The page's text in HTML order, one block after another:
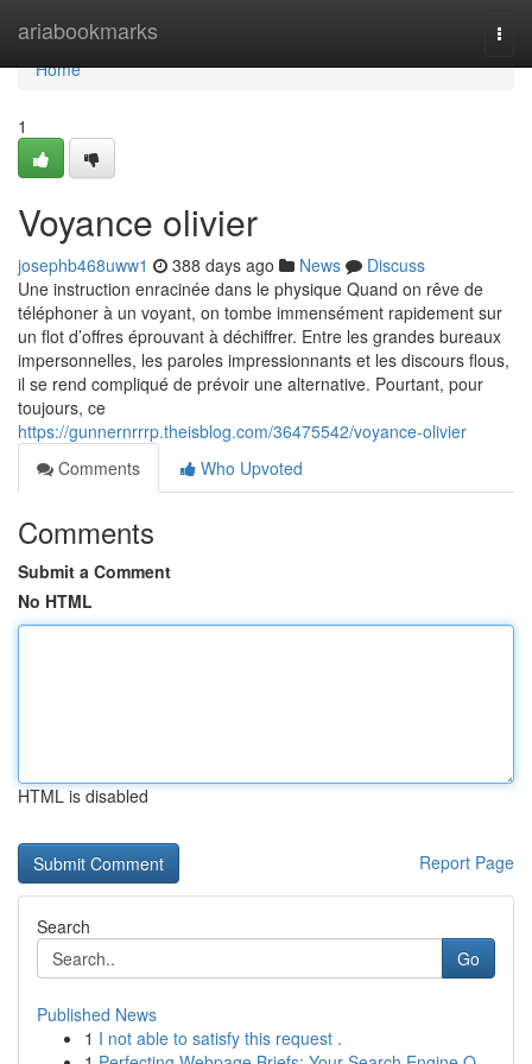
ariabookmarks
Home
Home
1
Voyance olivier
josephb468uww1 388 days ago News
Discuss
Une instruction enracinée dans le physique Quand on rêve de
téléphoner à un voyant, on tombe immensément rapidement sur
un flot d’offres éprouvant à déchiffrer. Entre les grandes bureaux
impersonnelles, les paroles impressionnants et les discours flous,
il se rend compliqué de prévoir une alternative. Pourtant, pour
toujours, ce
https://gunnernrrrp.theisblog.com/36475542/voyance-olivier
Comments
Who Upvoted
Comments
Submit a Comment
No HTML
HTML is disabled
Report Page
Search
Go
Published News
1 I not able to satisfy this request .